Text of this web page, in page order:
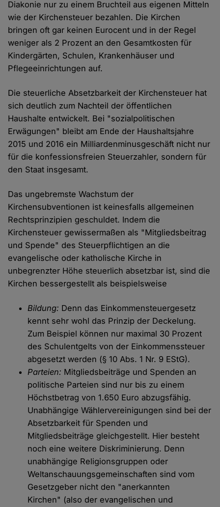
Diakonie nur zu einem Bruchteil aus eigenen Mitteln
wie der Kirchensteuer bezahlen. Die Kirchen
bringen oft gar keinen Eurocent und in der Regel
weniger als 2 Prozent an den Gesamtkosten für
Kindergärten, Schulen, Krankenhäuser und
Pflegeeinrichtungen auf.
Die steuerliche Absetzbarkeit der Kirchensteuer hat
sich deutlich zum Nachteil der öffentlichen
Haushalte entwickelt. Bei "sozialpolitischen
Erwägungen" bleibt am Ende der Haushaltsjahre
2015 und 2016 ein Milliardenminusgeschäft nicht nur
für die konfessionsfreien Steuerzahler, sondern für
den Staat insgesamt.
Das ungebremste Wachstum der
Kirchensubventionen ist keinesfalls allgemeinen
Rechtsprinzipien geschuldet. Indem die
Kirchensteuer gewissermaßen als "Mitgliedsbeitrag
und Spende" des Steuerpflichtigen an die
evangelische oder katholische Kirche in
unbegrenzter Höhe steuerlich absetzbar ist, sind die
Kirchen bessergestellt als beispielsweise
Bildung: Denn das Einkommensteuergesetz
kennt sehr wohl das Prinzip der Deckelung.
Zum Beispiel können nur maximal 30 Prozent
des Schulentgelts von der Einkommenssteuer
abgesetzt werden (§ 10 Abs. 1 Nr. 9 EStG).
Parteien: Mitgliedsbeiträge und Spenden an
politische Parteien sind nur bis zu einem
Höchstbetrag von 1.650 Euro abzugsfähig.
Unabhängige Wählervereinigungen sind bei der
Absetzbarkeit für Spenden und
Mitgliedsbeiträge gleichgestellt. Hier besteht
noch eine weitere Diskriminierung. Denn
unabhängige Religionsgruppen oder
Weltanschauungsgemeinschaften sind vom
Gesetzgeber nicht den "anerkannten
Kirchen" (also der evangelischen und